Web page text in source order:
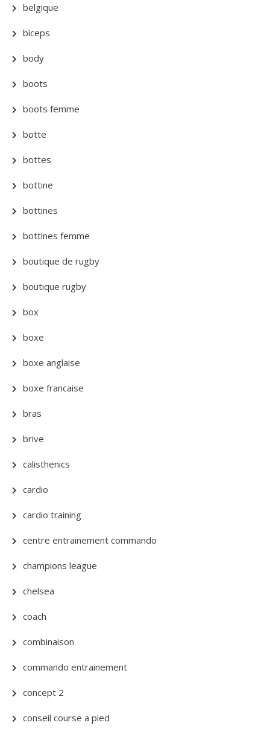
belgique
biceps
body
boots
boots femme
botte
bottes
bottine
bottines
bottines femme
boutique de rugby
boutique rugby
box
boxe
boxe anglaise
boxe francaise
bras
brive
calisthenics
cardio
cardio training
centre entrainement commando
champions league
chelsea
coach
combinaison
commando entrainement
concept 2
conseil course a pied